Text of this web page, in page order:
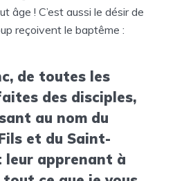
âge ! C’est aussi le désir de
reçoivent le baptême :
de toutes les
des disciples,
au nom du
et du Saint-
leur apprenant à